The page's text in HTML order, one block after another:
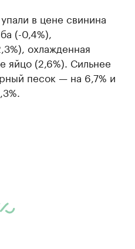
в цене свинина
(-0,4%),
охлажденная
яйцо (2,6%). Сильнее
песок — на 6,7% и